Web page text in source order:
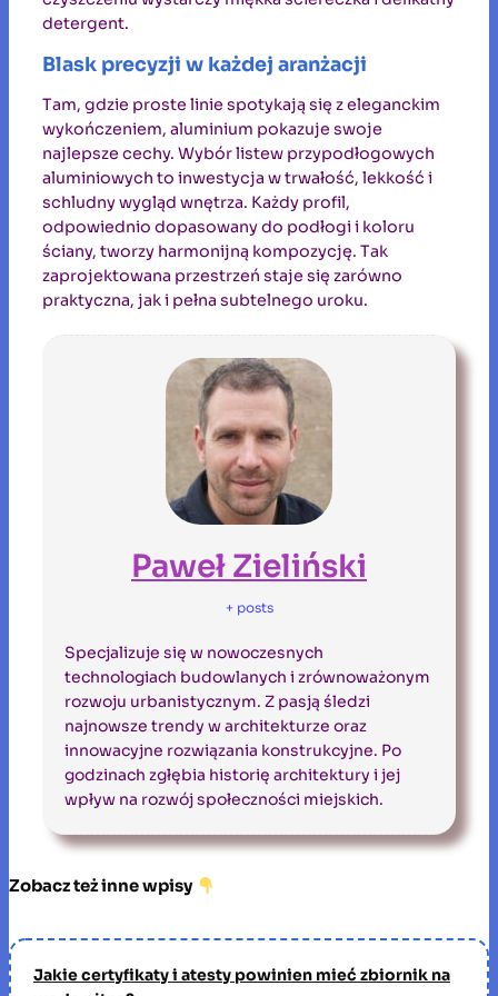
detergent.
Blask precyzji w każdej aranżacji
Tam, gdzie proste linie spotykają się z eleganckim
wykończeniem, aluminium pokazuje swoje
najlepsze cechy. Wybór listew przypodłogowych
aluminiowych to inwestycja w trwałość, lekkość i
schludny wygląd wnętrza. Każdy profil,
odpowiednio dopasowany do podłogi i koloru
ściany, tworzy harmonijną kompozycję. Tak
zaprojektowana przestrzeń staje się zarówno
praktyczna, jak i pełna subtelnego uroku.
Paweł Zieliński
+ posts
Specjalizuje się w nowoczesnych
technologiach budowlanych i zrównoważonym
rozwoju urbanistycznym. Z pasją śledzi
najnowsze trendy w architekturze oraz
innowacyjne rozwiązania konstrukcyjne. Po
godzinach zgłębia historię architektury i jej
wpływ na rozwój społeczności miejskich.
Zobacz też inne wpisy
Jakie certyfikaty i atesty powinien mieć zbiornik na